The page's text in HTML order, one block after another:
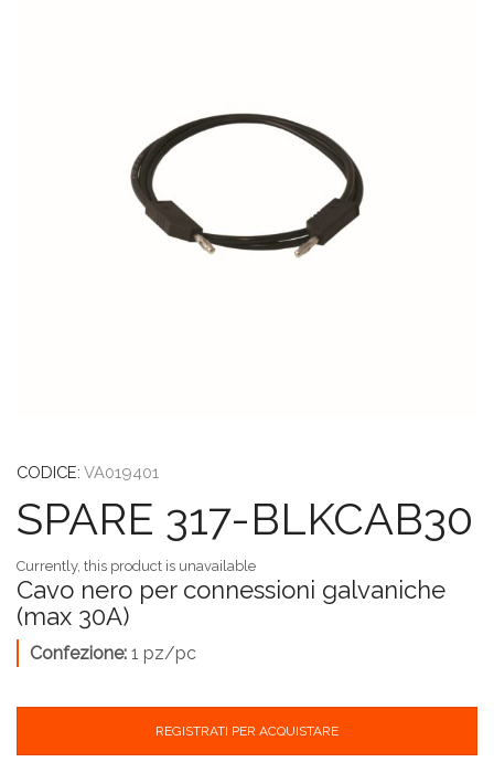
CODICE: VA019401
SPARE 317-BLKCAB30
Currently, this product is unavailable
Cavo nero per connessioni galvaniche
(max 30A)
Confezione: 1 pz/pc
REGISTRATI PER ACQUISTARE